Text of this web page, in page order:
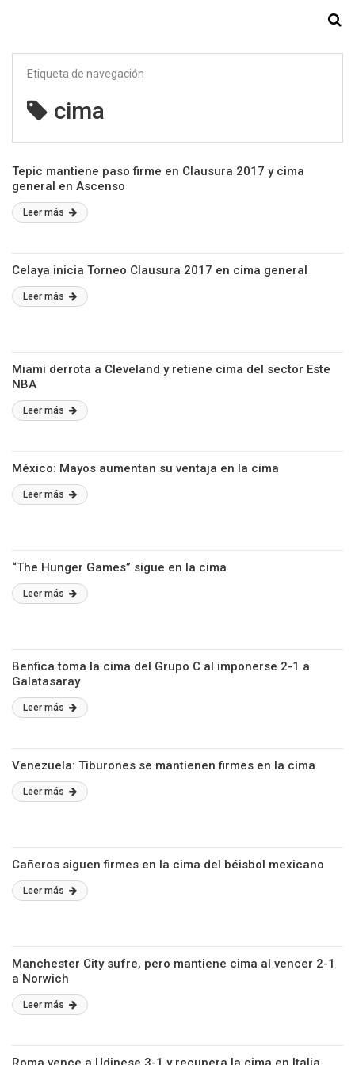
Etiqueta de navegación
cima
Tepic mantiene paso firme en Clausura 2017 y cima
general en Ascenso
Leer más
Celaya inicia Torneo Clausura 2017 en cima general
Leer más
Miami derrota a Cleveland y retiene cima del sector Este
NBA
Leer más
México: Mayos aumentan su ventaja en la cima
Leer más
“The Hunger Games” sigue en la cima
Leer más
Benfica toma la cima del Grupo C al imponerse 2-1 a
Galatasaray
Leer más
Venezuela: Tiburones se mantienen firmes en la cima
Leer más
Cañeros siguen firmes en la cima del béisbol mexicano
Leer más
Manchester City sufre, pero mantiene cima al vencer 2-1
a Norwich
Leer más